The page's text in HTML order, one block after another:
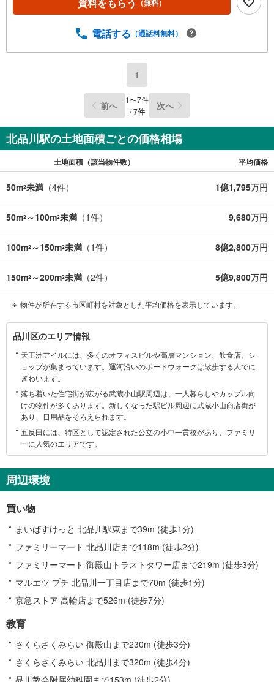
（無料）
電話する （通話料無料）
1
前へ 1〜7件
/7件 次へ
北品川駅の土地面積ごとの価格相場
土地面積（該当物件数） 平均価格
50m2未満 （4件） 1億1,795万円
50m2 ～100m2未満 （1件） 9,680万円
100m2 ～150m2未満 （1件） 8億2,800万円
150m2 ～200m2未満 （2件） 5億9,800万円
物件が所在する市区町村を対象とした平均価格を表示しています。
品
川
区
す
情
報
品川区のエリア情報
天王洲アイルには、多くのオフィスビルや高層マンション、飲食店、シ
ョップが集まっています。運河沿いのボードウォークは散歩する人でに
ぎわいます。
落ち着いた住宅街が広がる武蔵小山駅周辺は、一人暮らしやカップル向
けの物件が多くあります。新しくなった駅ビル周辺に武蔵小山商店街が
あり、日用品をそろえられます。
五反田には、特区として認定された公立の小中一貫校があり、ファミリ
ーに人気のエリアです。
周辺環境
買い物
まいばすけっと 北品川駅東まで39m (徒歩1分)
ファミリーマート 北品川店まで118m (徒歩2分)
ファミリーマート 御殿山トラストタワー店まで219m (徒歩3分)
マルエツ プチ 北品川一丁目店まで70m (徒歩1分)
京急ストア 高輪店まで526m (徒歩7分)
教育
さくらさくみらい 御殿山まで230m (徒歩3分)
さくらさくみらい 北品川まで320m (徒歩4分)